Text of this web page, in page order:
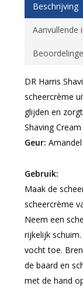
Beschrijving
Aanvullende
DR Harris
scheercrème
glijden en
Shaving
Geur: Amandel
Gebruik:
Maak de
scheercrème
Neem een
rijkelijk
vocht toe.
de baard en
met de hand